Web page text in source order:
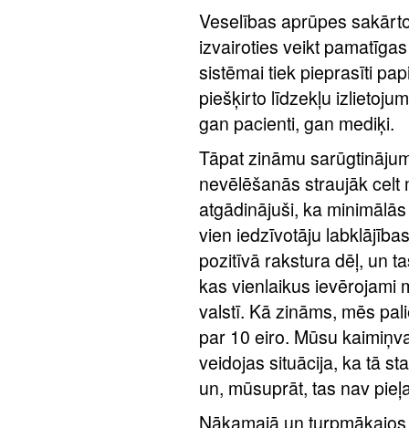
Veselības aprūpes
izvairoties veikt
sistēmai tiek pieprasīti
piešķirto līdzekļu
gan pacienti, gan mediķi.
Tāpat zināmu
nevēlēšanās straujāk celt
atgādinājuši, ka
vien iedzīvotāju
pozitīvā rakstura dēļ, un
kas vienlaikus ievērojami
valstī. Kā zināms, mēs
par 10 eiro. Mūsu
veidojas situācija, ka tā
un, mūsuprāt, tas nav
Nākamajā un